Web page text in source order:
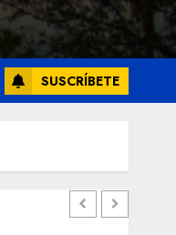
SUSCRÍBETE